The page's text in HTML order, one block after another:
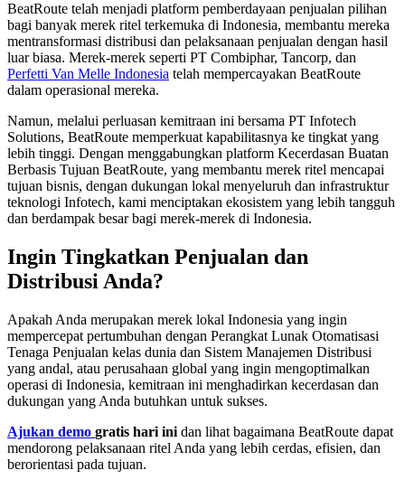
BeatRoute telah menjadi platform pemberdayaan penjualan pilihan
bagi banyak merek ritel terkemuka di Indonesia, membantu mereka
mentransformasi distribusi dan pelaksanaan penjualan dengan hasil
luar biasa. Merek-merek seperti PT Combiphar, Tancorp, dan
Perfetti Van Melle Indonesia telah mempercayakan BeatRoute
dalam operasional mereka.
Namun, melalui perluasan kemitraan ini bersama PT Infotech
Solutions, BeatRoute memperkuat kapabilitasnya ke tingkat yang
lebih tinggi. Dengan menggabungkan platform Kecerdasan Buatan
Berbasis Tujuan BeatRoute, yang membantu merek ritel mencapai
tujuan bisnis, dengan dukungan lokal menyeluruh dan infrastruktur
teknologi Infotech, kami menciptakan ekosistem yang lebih tangguh
dan berdampak besar bagi merek-merek di Indonesia.
Ingin Tingkatkan Penjualan dan
Distribusi Anda?
Apakah Anda merupakan merek lokal Indonesia yang ingin
mempercepat pertumbuhan dengan Perangkat Lunak Otomatisasi
Tenaga Penjualan kelas dunia dan Sistem Manajemen Distribusi
yang andal, atau perusahaan global yang ingin mengoptimalkan
operasi di Indonesia, kemitraan ini menghadirkan kecerdasan dan
dukungan yang Anda butuhkan untuk sukses.
Ajukan demo gratis hari ini dan lihat bagaimana BeatRoute dapat
mendorong pelaksanaan ritel Anda yang lebih cerdas, efisien, dan
berorientasi pada tujuan.